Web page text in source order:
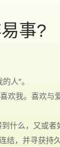
事?
人”。
欢我。喜欢与
什么，又或
结，并寻获持